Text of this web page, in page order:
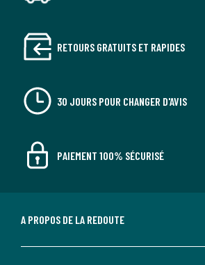
RETOURS GRATUITS ET RAPIDES
30 JOURS POUR CHANGER D'AVIS
PAIEMENT 100% SÉCURISÉ
A PROPOS DE LA REDOUTE